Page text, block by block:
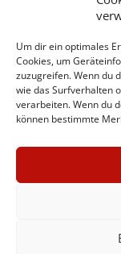
Um dir ein optimales
Cookies, um
zuzugreifen. Wenn du
wie das Surfverhalten
verarbeiten. Wenn du
können bestimmte
©
Zum